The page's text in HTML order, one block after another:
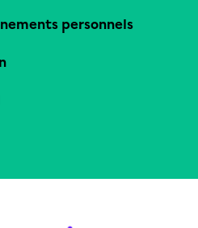
personnels